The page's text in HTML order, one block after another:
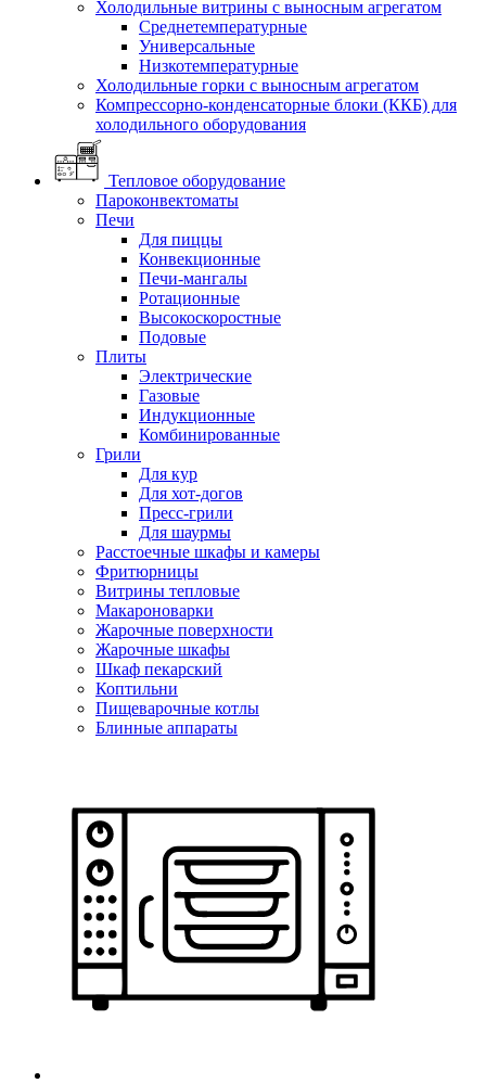
Холодильные витрины с выносным агрегатом
Среднетемпературные
Универсальные
Низкотемпературные
Холодильные горки с выносным агрегатом
Компрессорно-конденсаторные блоки (ККБ) для
холодильного оборудования
Тепловое оборудование
Пароконвектоматы
Печи
Для пиццы
Конвекционные
Печи-мангалы
Ротационные
Высокоскоростные
Подовые
Плиты
Электрические
Газовые
Индукционные
Комбинированные
Грили
Для кур
Для хот-догов
Пресс-грили
Для шаурмы
Расстоечные шкафы и камеры
Фритюрницы
Витрины тепловые
Макароноварки
Жарочные поверхности
Жарочные шкафы
Шкаф пекарский
Коптильни
Пищеварочные котлы
Блинные аппараты